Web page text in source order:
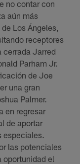
no contar con
aún más
Los Ángeles,
receptores
cerrada Jarred
Parham Jr.
de Joe
una gran
Palmer.
en regresar
de aportar
las potenciales
oportunidad el